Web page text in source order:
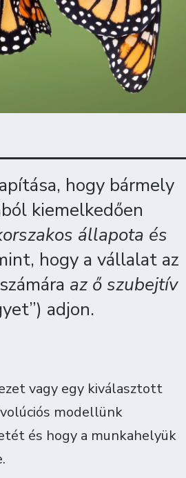
hogy bármely
kiemelkedően
állapota és
hogy a vállalat az
az ő szubejtív
adjon.
vagy egy kiválasztott
modellünk
és hogy a munkahelyük